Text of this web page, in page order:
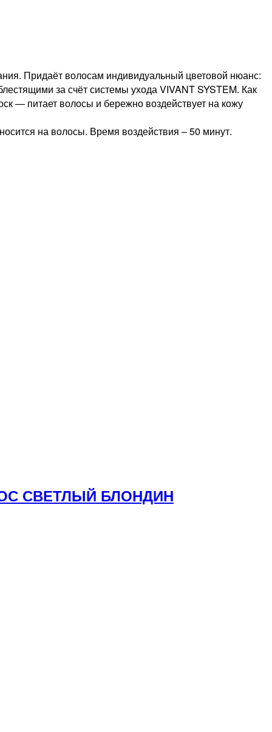
Придаёт волосам индивидуальный цветовой нюанс:
за счёт системы ухода VIVANT SYSTEM. Как
— питает волосы и бережно воздействует на кожу
на волосы. Время воздействия – 50 минут.
СВЕТЛЫЙ БЛОНДИН